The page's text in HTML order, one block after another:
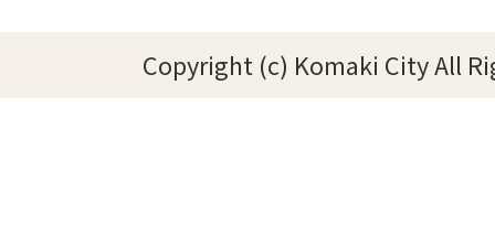
Copyright (c) Komaki City All